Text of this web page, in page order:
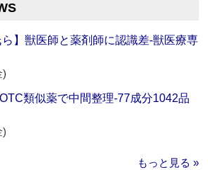
ら】獣医師と薬剤師に認識差‐獣医療専
)
類似薬で中間整理‐77成分1042品
)
もっと見る »